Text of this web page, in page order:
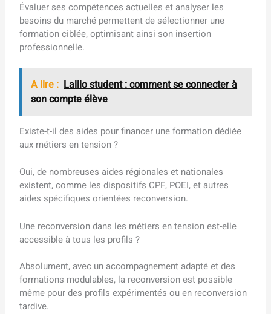
Évaluer ses compétences actuelles et analyser les
besoins du marché permettent de sélectionner une
formation ciblée, optimisant ainsi son insertion
professionnelle.
A lire : Lalilo student : comment se connecter à
son compte élève
Existe-t-il des aides pour financer une formation dédiée
aux métiers en tension ?
Oui, de nombreuses aides régionales et nationales
existent, comme les dispositifs CPF, POEI, et autres
aides spécifiques orientées reconversion.
Une reconversion dans les métiers en tension est-elle
accessible à tous les profils ?
Absolument, avec un accompagnement adapté et des
formations modulables, la reconversion est possible
même pour des profils expérimentés ou en reconversion
tardive.